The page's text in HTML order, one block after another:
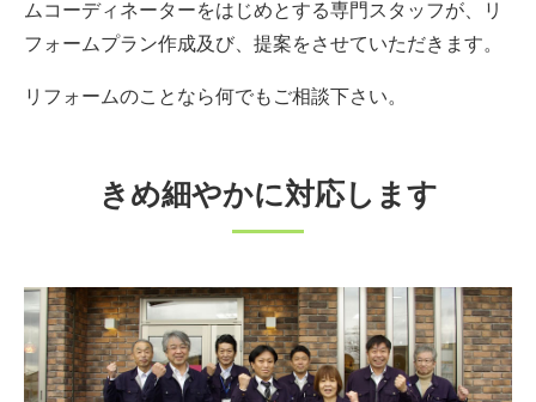
ムコーディネーターをはじめとする専門スタッフが、リ
フォームプラン作成及び、提案をさせていただきます。
リフォームのことなら何でもご相談下さい。
きめ細やかに対応します